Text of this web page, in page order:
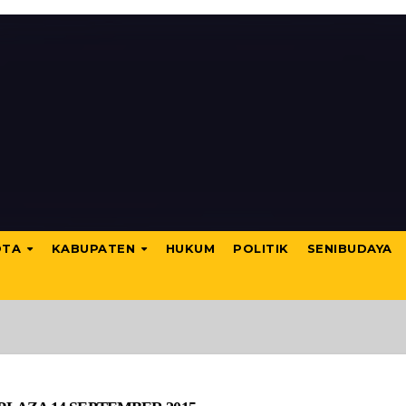
KABUPATEN HUKUM POLITIK SENIBUDAYA